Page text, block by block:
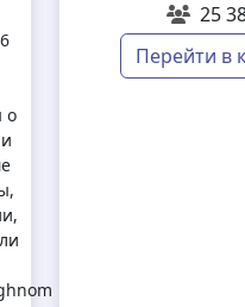
о
25
Перейти в